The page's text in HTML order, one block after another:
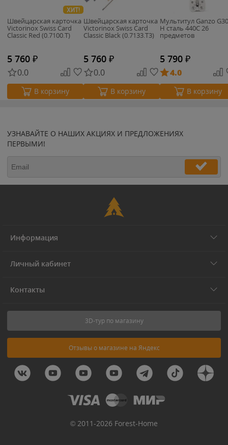
ХИТ!
Швейцарская карточка
Victorinox Swiss Card
Classic Red (0.7100.T)
5 760 ₽
0.0
В корзину
Швейцарская карточка
Victorinox Swiss Card
Classic Black (0.7133.T3)
5 760 ₽
0.0
В корзину
Мультитул Ganzo
H сталь 440C 26
предметов
5 790 ₽
4.0
В корзину
УЗНАВАЙТЕ О НАШИХ АКЦИЯХ И ПРЕДЛОЖЕНИЯХ
ПЕРВЫМИ!
Информация
Личный кабинет
Контакты
3D-тур по магазину
Отзывы о магазине на Яндекс
© 2011-2026 Forest-Home